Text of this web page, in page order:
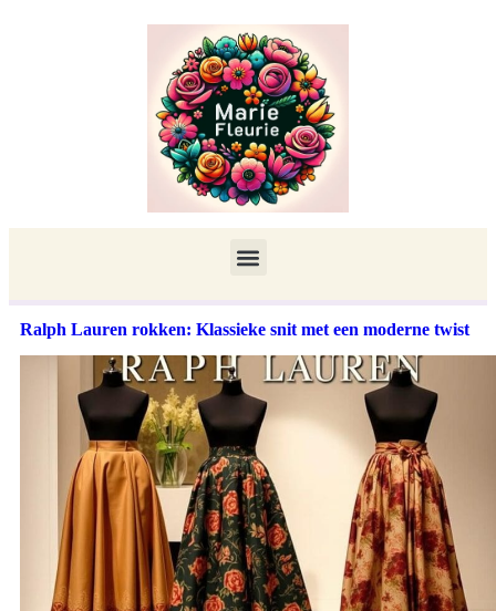
Ralph Lauren rokken: Klassieke snit met een moderne twist